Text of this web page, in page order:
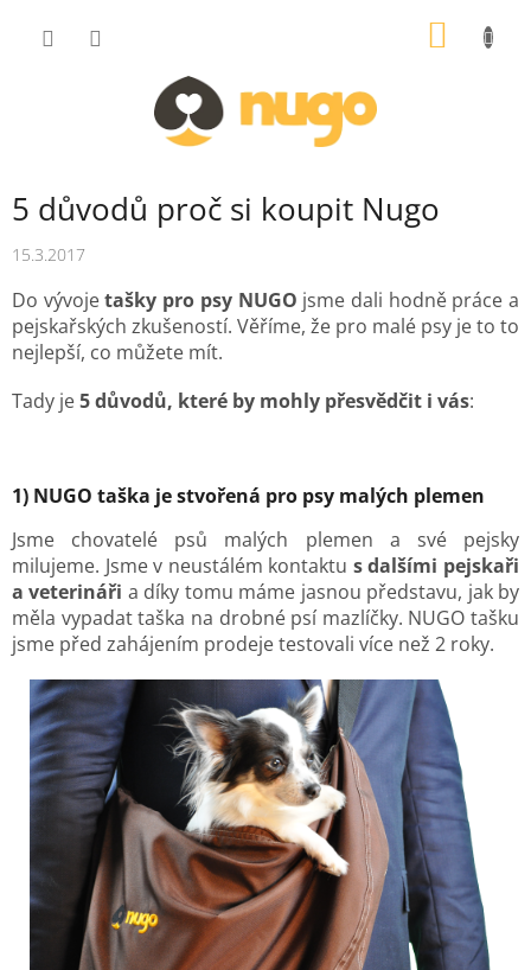
5 důvodů proč si koupit Nugo
15.3.2017
Do vývojetašky pro psy NUGO jsme dali hodně práce a
pejskařských zkušeností. Věříme, že pro malé psy je to to
nejlepší, co můžete mít.
Tady je5 důvodů, které by mohly přesvědčit i vás:
1) NUGO taška je stvořená pro psy malých plemen
Jsme chovatelé psů malých plemen a své pejsky
milujeme. Jsme v neustálém kontaktu s dalšími pejskaři
a veterináři a díky tomu máme jasnou představu, jak by
měla vypadat taška na drobné psí mazlíčky. NUGO tašku
jsme před zahájením prodeje testovali více než 2 roky.